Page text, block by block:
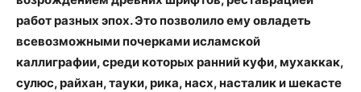
работ разных эпох. Это позволило ему овладеть
всевозможными почерками исламской
каллиграфии, среди которых ранний куфи, мухаккак,
сулюс, райхан, тауки, рика, насх, насталик и шекасте